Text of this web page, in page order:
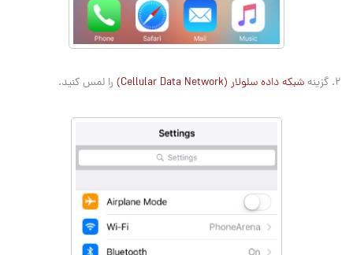
2. گزینه شبکه داده سلولار (Cellular Data Network) را لمس کنید.